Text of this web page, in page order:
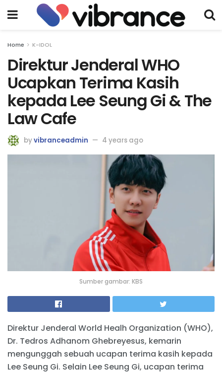
Home K-IDOL
Direktur Jenderal WHO
Ucapkan Terima Kasih
kepada Lee Seung Gi & The
Law Cafe
byvibranceadmin 4 years ago
Sumber gambar: KBS
Direktur Jenderal World Healh Organization (WHO),
Dr. Tedros Adhanom Ghebreyesus, kemarin
mengunggah sebuah ucapan terima kasih kepada
Lee Seung Gi. Selain Lee Seung Gi, ucapan terima